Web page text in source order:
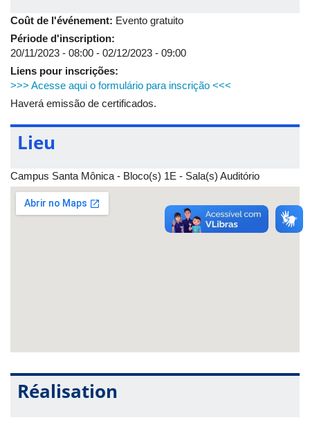
Coût de l'événement: Evento gratuito
Période d'inscription:
20/11/2023 - 08:00 - 02/12/2023 - 09:00
Liens pour inscrições:
>>> Acesse aqui o formulário para inscrição <<<
Haverá emissão de certificados.
Lieu
Campus Santa Mônica - Bloco(s) 1E - Sala(s) Auditório
Réalisation